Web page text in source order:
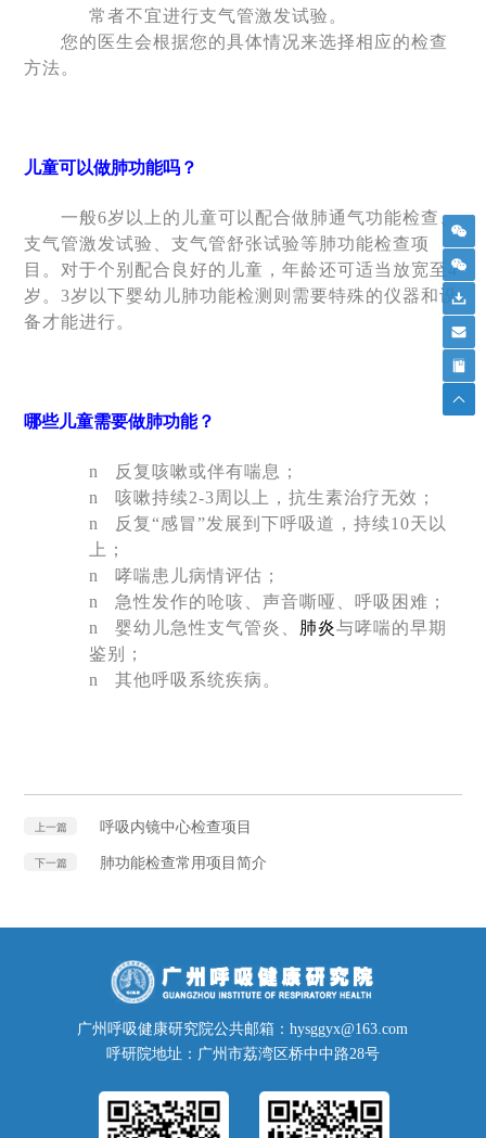
常者不宜进行支气管激发试验。
您的医生会根据您的具体情况来选择相应的检查
方法。
儿童可以做肺功能吗？
一般6岁以上的儿童可以配合做肺通气功能检查、
支气管激发试验、支气管舒张试验等肺功能检查项
目。对于个别配合良好的儿童，年龄还可适当放宽至 4
岁。3岁以下婴幼儿肺功能检测则需要特殊的仪器和设
备才能进行。
哪些儿童需要做肺功能？
n
反复咳嗽或伴有喘息；
n
咳嗽持续2-3周以上，抗生素治疗无效；
n
反复 “感冒”发展到下呼吸道，持续10天以
上；
n
哮喘患儿病情评估；
n
急性发作的呛咳、声音嘶哑、呼吸困难；
n
婴幼儿急性支气管炎、 肺炎与哮喘的早期
鉴别；
n
其他呼吸系统疾病。
上一篇 呼吸内镜中心检查项目
下一篇 肺功能检查常用项目简介
广州呼吸健康研究院公共邮箱：hysggyx@163.com
呼研院地址：广州市荔湾区桥中中路28号